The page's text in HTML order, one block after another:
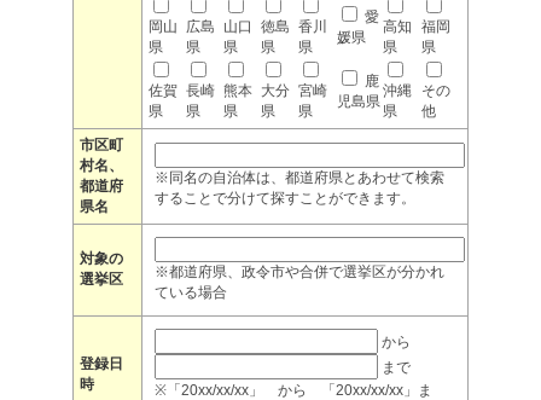
岡山
県
広島
県
山口
県
徳島
県
香川
県
愛
媛県
高知
県
福岡
県
佐賀
県
長崎
県
熊本
県
大分
県
宮崎
県
鹿
児島県
沖縄
県
その
他
市区町
村名、
都道府
県名
※同名の自治体は、都道府県とあわせて検索
することで分けて探すことができます。
対象の
選挙区
※都道府県、政令市や合併で選挙区が分かれ
ている場合
登録日
時
から
まで
※「20xx/xx/xx」 から 「20xx/xx/xx」ま